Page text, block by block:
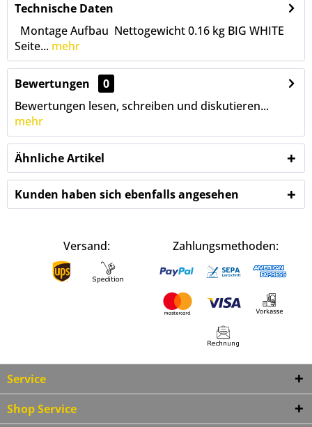
Technische Daten
Montage Aufbau Nettogewicht 0.16 kg BIG WHITE
Seite... mehr
Bewertungen
0
Bewertungen lesen, schreiben und diskutieren...
mehr
Ähnliche Artikel
Kunden haben sich ebenfalls angesehen
Versand: Zahlungsmethoden:
Service
Shop Service